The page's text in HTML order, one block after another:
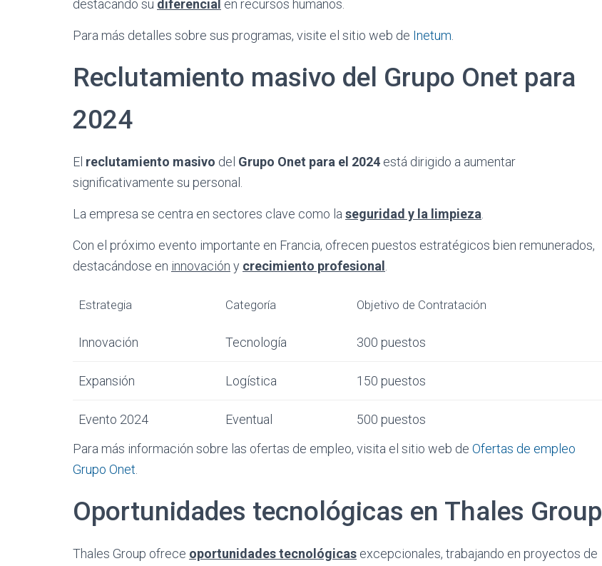
destacando su diferencial en recursos humanos.
Para más detalles sobre sus programas, visite el sitio web de Inetum
Reclutamiento masivo del Grupo Onet para
2024
El reclutamiento masivo del Grupo Onet para el 2024 está dirigido a aumentar
significativamente su personal.
La empresa se centra en sectores clave como la seguridad y la limpieza
Con el próximo evento importante en Francia, ofrecen puestos estratégicos bien remunerados,
destacándose en innovación y crecimiento profesional
Estrategia Categoría Objetivo de Contratación
Innovación Tecnología 300 puestos
Expansión Logística 150 puestos
Evento 2024 Eventual
500 puestos
Para más información sobre las ofertas de empleo, visita el sitio web de Ofertas de empleo
Grupo Onet
Oportunidades tecnológicas en Thales Group
Thales Group ofrece oportunidades tecnológicas excepcionales, trabajando en proyectos de